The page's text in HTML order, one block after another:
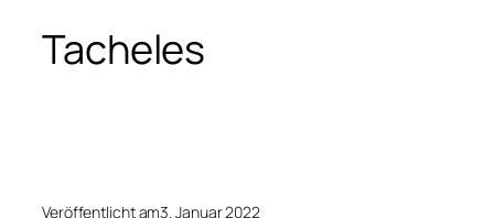
Tacheles
Veröffentlicht am3. Januar 2022